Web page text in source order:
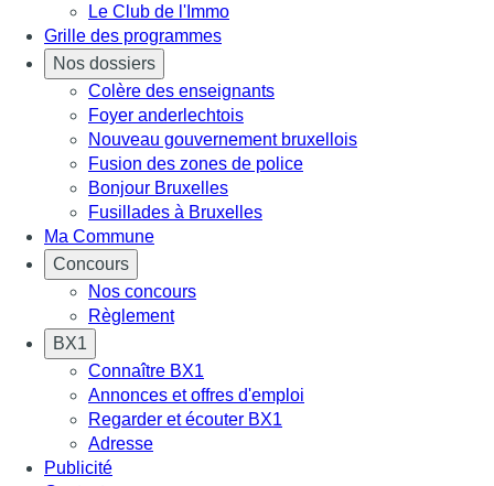
Le Club de l'Immo
Grille des programmes
Nos dossiers
Colère des enseignants
Foyer anderlechtois
Nouveau gouvernement bruxellois
Fusion des zones de police
Bonjour Bruxelles
Fusillades à Bruxelles
Ma Commune
Concours
Nos concours
Règlement
BX1
Connaître BX1
Annonces et offres d'emploi
Regarder et écouter BX1
Adresse
Publicité